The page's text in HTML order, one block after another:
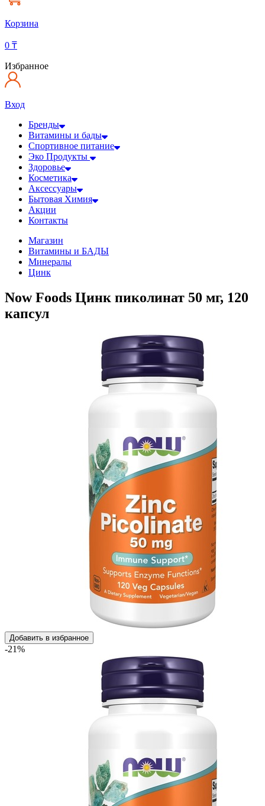
Корзина
0 ₸
Избранное
Вход
Бренды
Витамины и бады
Спортивное питание
Эко Продукты
Здоровье
Косметика
Аксессуары
Бытовая Химия
Акции
Контакты
Магазин
Витамины и БАДЫ
Минералы
Цинк
Now Foods Цинк пиколинат 50 мг, 120
капсул
Добавить в избранное
-21%